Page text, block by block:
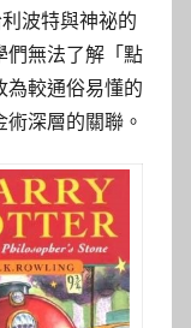
利波特與神祕的
們無法了解「點
為較通俗易懂的
術深層的關聯。